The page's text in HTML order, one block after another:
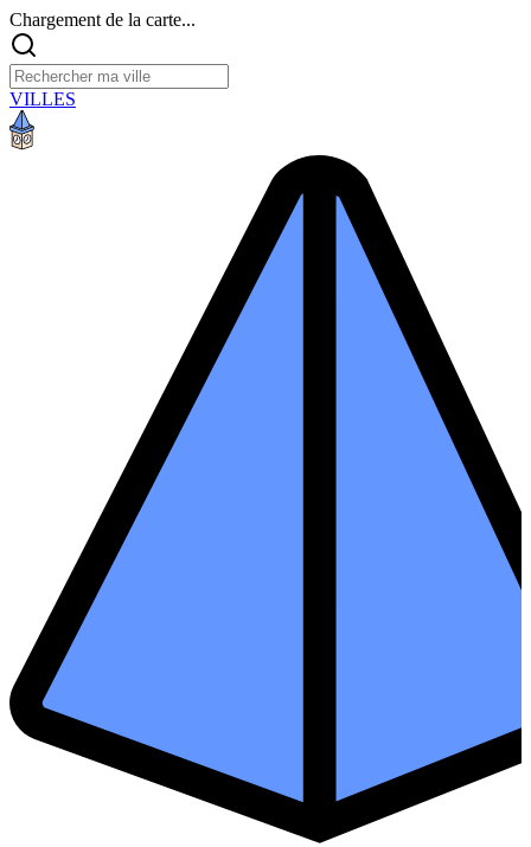
Chargement de la carte...
VILLES